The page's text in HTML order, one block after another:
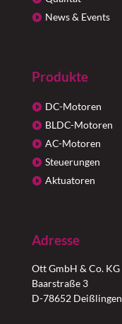
News & Events
Produkte
DC-Motoren
BLDC-Motoren
AC-Motoren
Steuerungen
Aktuatoren
Adresse
Ott GmbH & Co. KG
Baarstraße 3
D-78652 Deißlingen